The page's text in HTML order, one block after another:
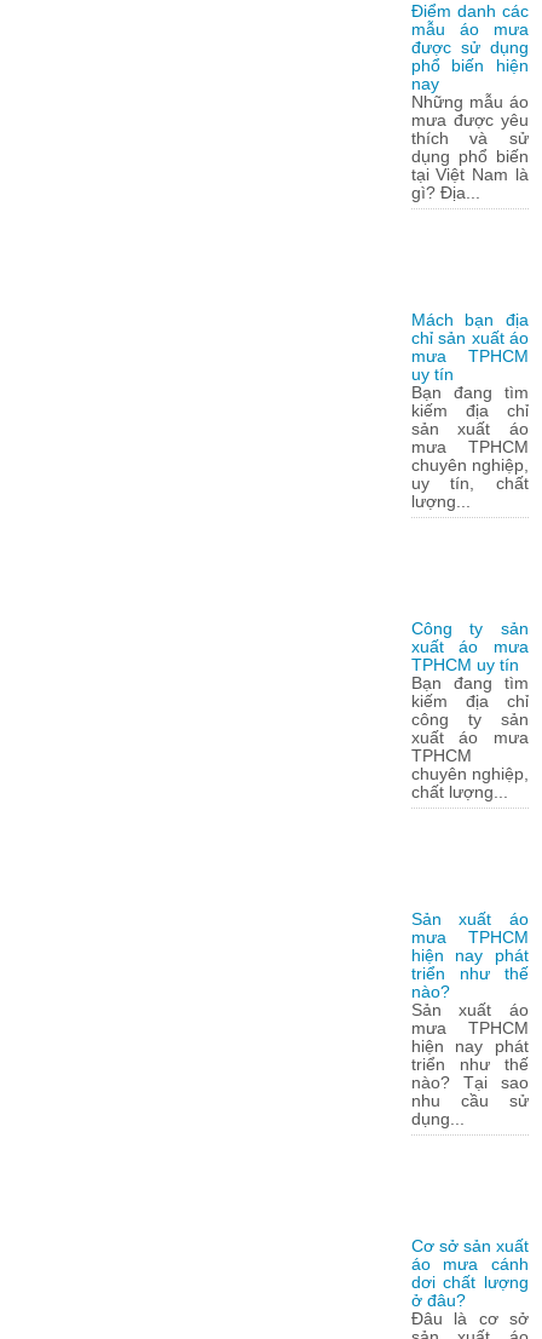
Điểm danh các
mẫu áo mưa
được sử dụng
phổ biến hiện
nay
Những mẫu áo
mưa được yêu
thích và sử
dụng phổ biến
tại Việt Nam là
gì? Địa...
Mách bạn địa
chỉ sản xuất áo
mưa TPHCM
uy tín
Bạn đang tìm
kiếm địa chỉ
sản xuất áo
mưa TPHCM
chuyên nghiệp,
uy tín, chất
lượng...
Công ty sản
xuất áo mưa
TPHCM uy tín
Bạn đang tìm
kiếm địa chỉ
công ty sản
xuất áo mưa
TPHCM
chuyên nghiệp,
chất lượng...
Sản xuất áo
mưa TPHCM
hiện nay phát
triển như thế
nào?
Sản xuất áo
mưa TPHCM
hiện nay phát
triển như thế
nào? Tại sao
nhu cầu sử
dụng...
Cơ sở sản xuất
áo mưa cánh
dơi chất lượng
ở đâu?
Đâu là cơ sở